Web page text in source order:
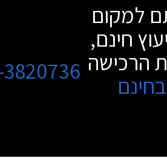
למקום
חינם,
הרכישה